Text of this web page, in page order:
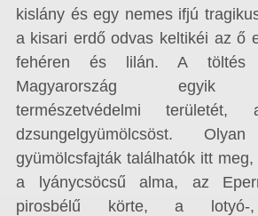
kislány és egy nemes ifjú
a kisari erdő odvas keltikéi az ő
fehéren és lilán. A töltés
Magyarország egyik
természetvédelmi területét,
dzsungelgyümölcsöst.
gyümölcsfajták találhatók itt
a lyánycsöcsű alma, az
pirosbélű körte, a